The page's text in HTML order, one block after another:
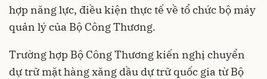
hợp năng lực, điều kiện thực tế về tổ chức bộ máy
quản lý của Bộ Công Thương.
Trường hợp Bộ Công Thương kiến nghị chuyển
dự trữ mặt hàng xăng dầu dự trữ quốc gia từ Bộ